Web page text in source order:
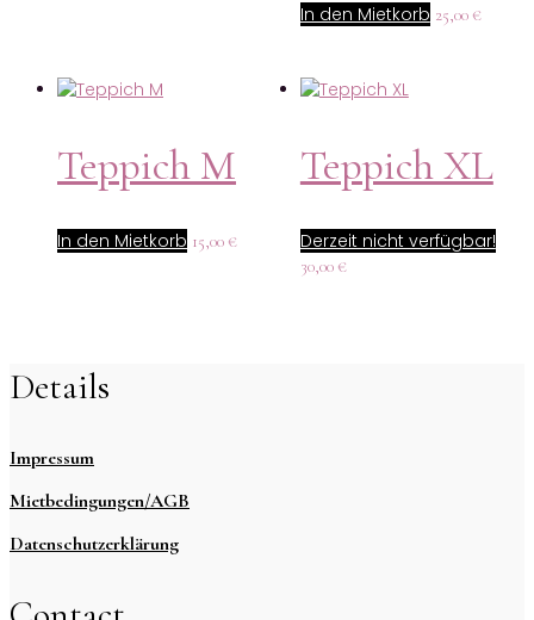
In den Mietkorb 25,00 €
Teppich M
In den Mietkorb 15,00 €
Teppich XL
Derzeit nicht verfügbar!
30,00 €
Details
Impressum
Mietbedingungen/AGB
Datenschutzerklärung